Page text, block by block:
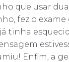
que usar
fez o
tinha
Enfim, a